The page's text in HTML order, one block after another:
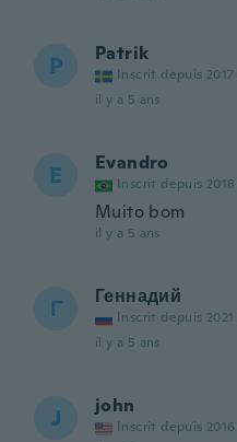
P Patrik
Inscrit depuis 2017
il y a 5 ans
E Evandro
Inscrit depuis 2018
Muito bom
il y a 5 ans
Г Геннадий
Inscrit depuis 2021
il y a 5 ans
J john
Inscrit depuis 2016